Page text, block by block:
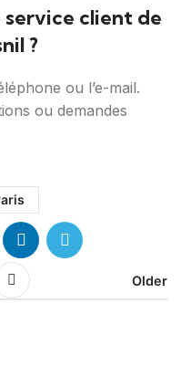
client de
?
ou l’e-mail.
ou demandes
Older